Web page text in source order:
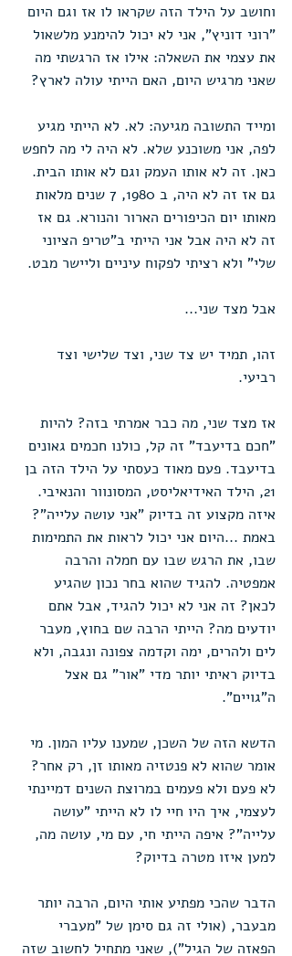
וחושב על הילד הזה שקראו לו אז וגם היום
"רוני דוניץ", אני לא יכול להימנע מלשאול
את עצמי את השאלה: אילו אז הרגשתי מה
שאני מרגיש היום, האם הייתי עולה לארץ?
ומייד התשובה מגיעה: לא. לא הייתי מגיע
לפה, אני משוכנע שלא. לא היה לי מה לחפש
כאן. זה לא אותו העמק וגם לא אותו הבית.
גם אז זה לא היה, ב 1980, 7 שנים מלאות
מאותו יום הכיפורים הארור והנורא. גם אז
זה לא היה אבל אני הייתי ב"טריפ הציוני
שלי" ולא רציתי לפקוח עיניים וליישר מבט.
אבל מצד שני...
זהו, תמיד יש צד שני, וצד שלישי וצד
רביעי.
אז מצד שני, מה כבר אמרתי בזה? להיות
"חכם בדיעבד" זה קל, כולנו חכמים גאונים
בדיעבד. פעם מאוד כעסתי על הילד הזה בן
21, הילד האידיאליסט, המסונוור והנאיבי.
איזה מקצוע זה בדיוק "אני עושה עלייה"?
באמת ...היום אני יכול לראות את התמימות
שבו, את הרגש שבו עם חמלה והרבה
אמפטיה. להגיד שהוא בחר נכון שהגיע
לכאן? זה אני לא יכול להגיד, אבל אתם
יודעים מה? הייתי הרבה שם בחוץ, מעבר
לים ולהרים, ימה וקדמה צפונה ונגבה, ולא
בדיוק ראיתי יותר מדי "אור" גם אצל
ה"גויים".
הדשא הזה של השכן, שמענו עליו המון. מי
אומר שהוא לא פנטזיה מאותו זן, רק אחר?
לא פעם ולא פעמים במרוצת השנים דמיינתי
לעצמי, איך היו חיי לו לא הייתי "עושה
עלייה"? איפה הייתי חי, עם מי, עושה מה,
למען איזו מטרה בדיוק?
הדבר שהכי מפתיע אותי היום, הרבה יותר
מבעבר, (אולי זה גם סימן של "מעברי
הפאזה של הגיל"), שאני מתחיל לחשוב שזה